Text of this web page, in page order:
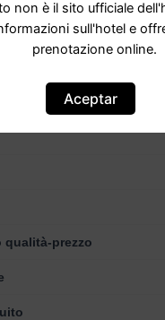
7,9 Buono · 54
54 commenti
qualità-prezzo
non è il sito ufficiale
sull'hotel e
prenotazione online.
Aceptar